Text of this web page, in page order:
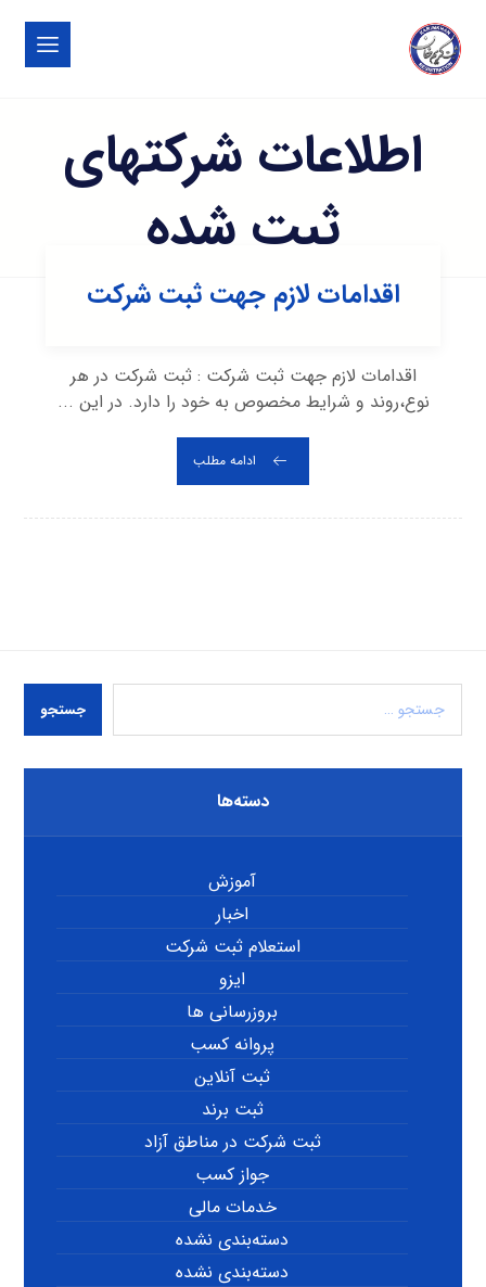
اطلاعات شرکتهای
ثبت شده
اقدامات لازم جهت ثبت شرکت
اقدامات لازم جهت ثبت شرکت : ثبت شرکت در هر
نوع،روند و شرایط مخصوص به خود را دارد. در این ...
ادامه مطلب
جستجو
دسته‌ها
آموزش
اخبار
استعلام ثبت شرکت
ایزو
بروزرسانی ها
پروانه کسب
ثبت آنلاین
ثبت برند
ثبت شرکت در مناطق آزاد
جواز کسب
خدمات مالی
دسته‌بندی نشده
دسته‌بندی نشده